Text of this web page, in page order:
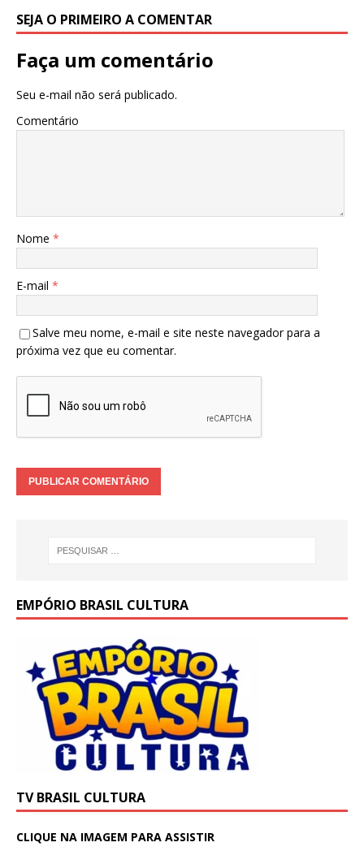
SEJA O PRIMEIRO A COMENTAR
Faça um comentário
Seu e-mail não será publicado.
Comentário
Nome *
E-mail *
Salve meu nome, e-mail e site neste navegador para a
próxima vez que eu comentar.
EMPÓRIO BRASIL CULTURA
TV BRASIL CULTURA
CLIQUE NA IMAGEM PARA ASSISTIR